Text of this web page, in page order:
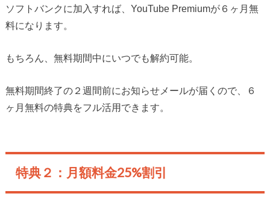
ソフトバンクに加入すれば、YouTube Premiumが６ヶ月無
料になります。
もちろん、無料期間中にいつでも解約可能。
無料期間終了の２週間前にお知らせメールが届くので、６
ヶ月無料の特典をフル活用できます。
特典２：月額料金25%割引